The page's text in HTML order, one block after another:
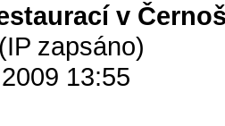
v
(IP zapsáno)
13:55